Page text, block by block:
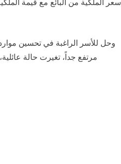
وحل للأسر الراغبة في تحسين
مرتفع جداً، تغيرت حالة عائلية، طلاق،